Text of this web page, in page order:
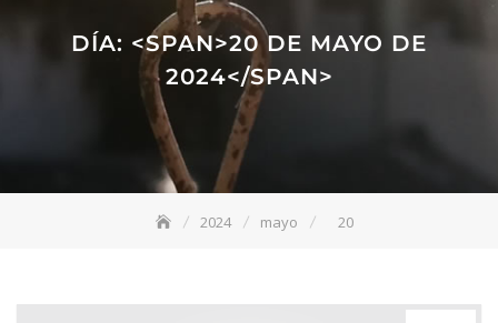
DÍA: <SPAN>20 DE MAYO DE
2024</SPAN>
2024 mayo 20